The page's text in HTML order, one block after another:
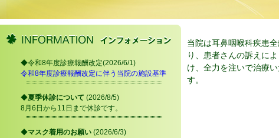
◆令和8年度診療報酬改定(2026/6/1)
令和8年度診療報酬改定に伴う当院の施設基準
◆夏季休診について (2026/8/5)
8月6日から11日まで休診です。
◆マスク着用のお願い (2026/6/3)
当院は耳鼻咽喉科疾患
り、患者さんの訴えに
け、全力を注いで治療い
す。